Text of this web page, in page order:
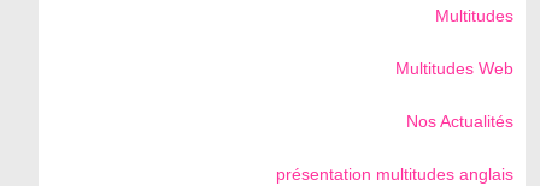
Multitudes
Multitudes Web
Nos Actualités
présentation multitudes anglais